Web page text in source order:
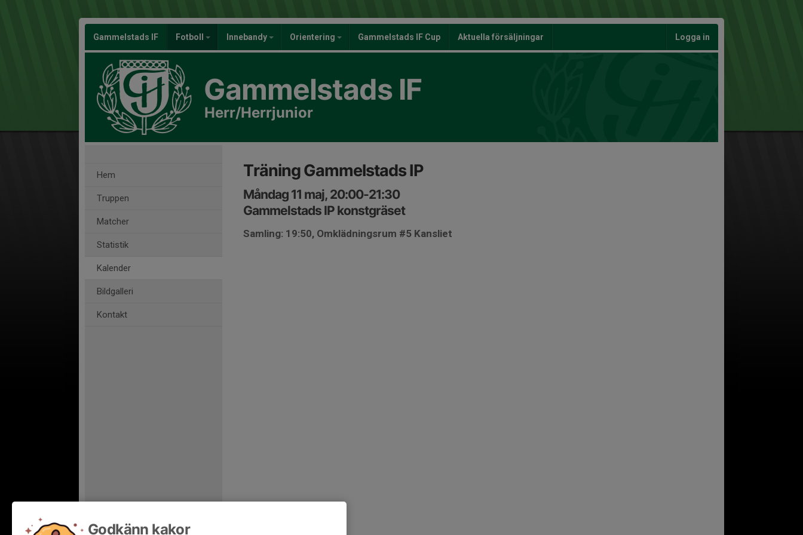
Gammelstads IF Fotboll Innebandy Orientering Gammelstads IF Cup Aktuella försäljningar Logga in
Gammelstads IF
Herr/Herrjunior
Hem
Truppen
Matcher
Statistik
Kalender
Bildgalleri
Kontakt
Träning Gammelstads IP
Måndag 11 maj, 20:00-21:30
Gammelstads IP konstgräset
Samling: 19:50, Omklädningsrum #5 Kansliet
Godkänn kakor